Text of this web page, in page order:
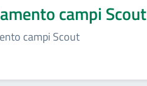
campi Scout
campi Scout